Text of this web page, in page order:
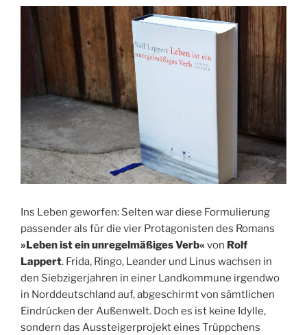
Ins Leben geworfen: Selten war diese Formulierung
passender als für die vier Protagonisten des Romans
»Leben ist ein unregelmäßiges Verb« von Rolf
Lappert. Frida, Ringo, Leander und Linus wachsen in
den Siebzigerjahren in einer Landkommune irgendwo
in Norddeutschland auf, abgeschirmt von sämtlichen
Eindrücken der Außenwelt. Doch es ist keine Idylle,
sondern das Aussteigerprojekt eines Trüppchens